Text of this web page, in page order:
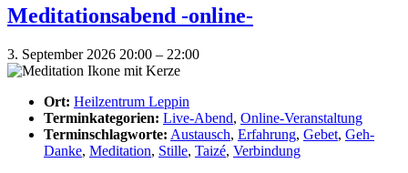
Meditationsabend -online-
3. September 2026 20:00 – 22:00
Ort: Heilzentrum Leppin
Terminkategorien: Live-Abend, Online-Veranstaltung
Terminschlagworte: Austausch, Erfahrung, Gebet, Geh-
Danke, Meditation, Stille, Taizé, Verbindung